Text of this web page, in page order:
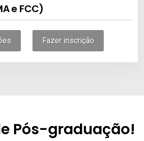
e FCC)
Fazer inscrição
Pós-graduação!